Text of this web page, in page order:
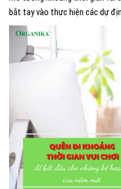
bắt tay vào thực hiện các dự